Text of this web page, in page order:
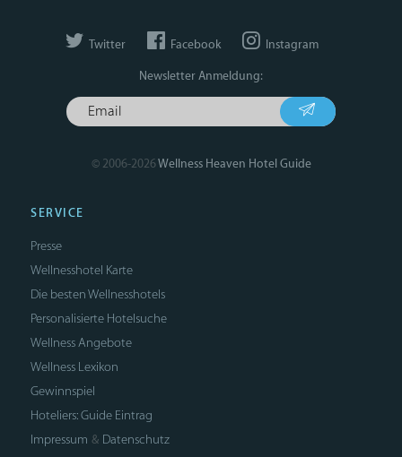
Twitter Facebook Instagram
Newsletter Anmeldung:
© 2006-2026Wellness Heaven Hotel Guide
SERVICE
Presse
Wellnesshotel Karte
Die besten Wellnesshotels
Personalisierte Hotelsuche
Wellness Angebote
Wellness Lexikon
Gewinnspiel
Hoteliers: Guide Eintrag
Impressum & Datenschutz